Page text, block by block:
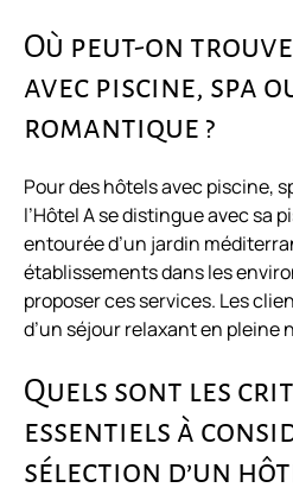
Où peut-on
avec piscine, spa
romantique ?
Pour des hôtels avec piscine,
l’Hôtel A se distingue avec sa
entourée d’un jardin
établissements dans les
proposer ces services. Les
d’un séjour relaxant en pleine
Quels sont les
essentiels à
sélection d’un